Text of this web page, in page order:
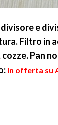
e
Filtro in
Pan
in offerta su